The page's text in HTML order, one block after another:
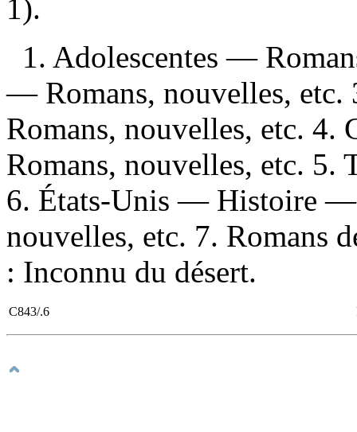
1).
1. Adolescentes —
— Romans, nouvelles, etc.
Romans, nouvelles, etc.
Romans, nouvelles, etc. 5.
6. États-Unis — Histoire
nouvelles, etc. 7. Romans
: Inconnu du désert.
C843/.6